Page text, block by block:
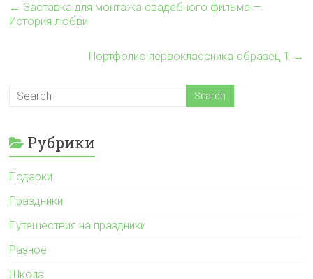
← Заставка для монтажа свадебного фильма —
История любви
Портфолио первоклассника образец 1 →
Рубрики
Подарки
Праздники
Путешествия на праздники
Разное
Школа